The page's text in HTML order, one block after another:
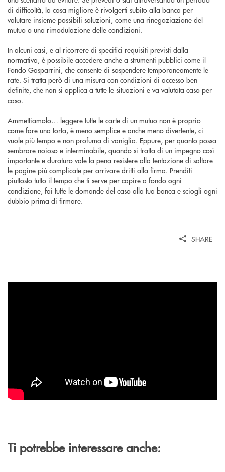
di difficoltà, la cosa migliore è rivolgerti subito alla banca per
valutare insieme possibili soluzioni, come una rinegoziazione del
mutuo o una rimodulazione delle condizioni.
In alcuni casi, e al ricorrere di specifici requisiti previsti dalla
normativa, è possibile accedere anche a strumenti pubblici come il
Fondo Gasparrini, che consente di sospendere temporaneamente le
rate. Si tratta però di una misura con condizioni di accesso ben
definite, che non si applica a tutte le situazioni e va valutata caso per
caso.
Ammettiamolo… leggere tutte le carte di un mutuo non è proprio
come fare una torta, è meno semplice e anche meno divertente, ci
vuole più tempo e non profuma di vaniglia. Eppure, per quanto possa
sembrare noioso e interminabile, quando si tratta di un impegno così
importante e duraturo vale la pena resistere alla tentazione di saltare
le pagine più complicate per arrivare dritti alla firma. Prenditi
piuttosto tutto il tempo che ti serve per capire a fondo ogni
condizione, fai tutte le domande del caso alla tua banca e sciogli ogni
dubbio prima di firmare.
SHARE
Ti potrebbe interessare anche: